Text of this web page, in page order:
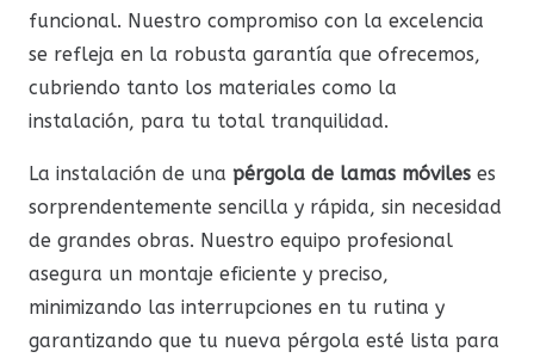
funcional. Nuestro compromiso con la excelencia
se refleja en la robusta garantía que ofrecemos,
cubriendo tanto los materiales como la
instalación, para tu total tranquilidad.
La instalación de una pérgola de lamas móviles es
sorprendentemente sencilla y rápida, sin necesidad
de grandes obras. Nuestro equipo profesional
asegura un montaje eficiente y preciso,
minimizando las interrupciones en tu rutina y
garantizando que tu nueva pérgola esté lista para